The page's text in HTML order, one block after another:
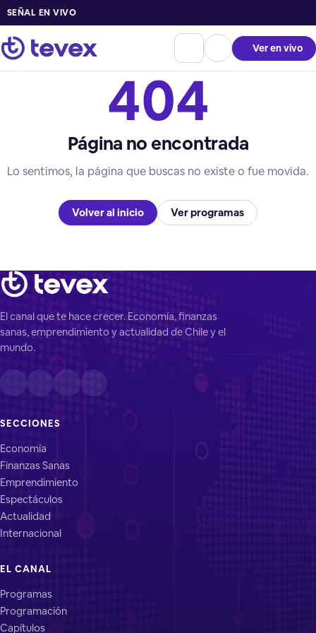
SEÑAL EN VIVO
Ver en vivo
404
Página no encontrada
Lo sentimos, la página que buscas no existe o fue movida.
Volver al inicio Ver programas
El canal que te hace crecer. Economía, finanzas
sanas, emprendimiento y actualidad de Chile y el
mundo.
SECCIONES
Economía
Finanzas Sanas
Emprendimiento
Espectáculos
Actualidad
Internacional
EL CANAL
Programas
Programación
Capítulos